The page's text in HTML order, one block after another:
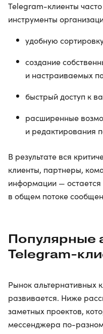
Telegram-клиенты
инструменты
удобную
создание
и настраиваемых
быстрый доступ к
расширенные
и редактирования
В результате вся
клиенты, партнеры,
информации — остается
в общем потоке
Популярные
Telegram-
Рынок альтернативных
развивается. Ниже
заметных проектов,
мессенджера по-